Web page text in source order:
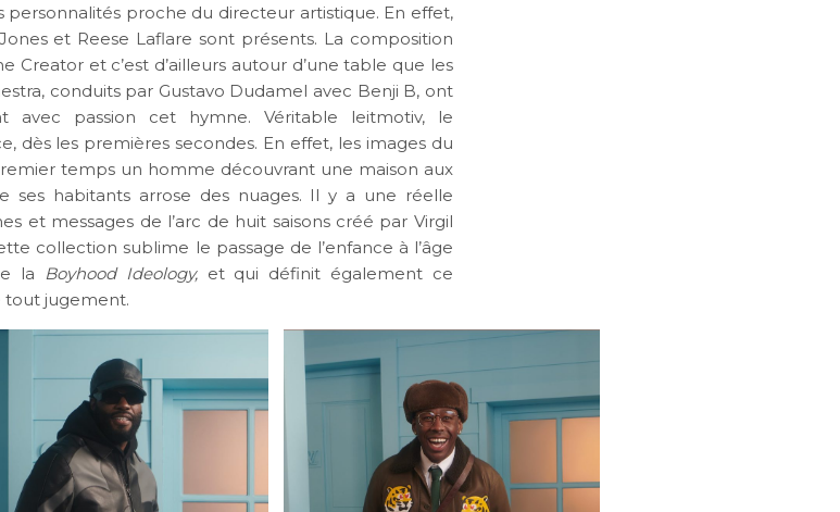
personnalités proche du directeur artistique. En effet,
et Reese Laflare sont présents. La composition
Creator et c’est d’ailleurs autour d’une table que les
conduits par Gustavo Dudamel avec Benji B, ont
passion cet hymne. Véritable leitmotiv, le
dès les premières secondes. En effet, les images du
temps un homme découvrant une maison aux
ses habitants arrose des nuages. Il y a une réelle
et messages de l’arc de huit saisons créé par Virgil
collection sublime le passage de l’enfance à l’âge
la Boyhood Ideology, et qui définit également ce
tout jugement.